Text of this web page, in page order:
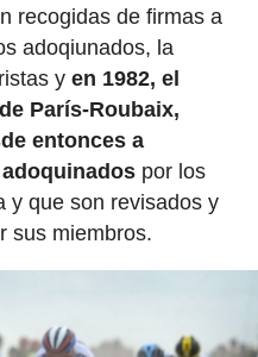
recogidas de firmas a
adoqiunados, la
y en 1982, el
París-Roubaix,
entonces a
por los
y que son revisados y
sus miembros.